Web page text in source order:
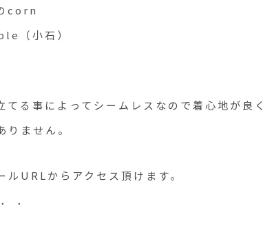
corn
（小石）
てる事によってシームレスなので着心地が良く
ません。
URLからアクセス頂けます。
．